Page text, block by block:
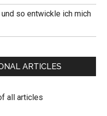
so entwickle ich mich
ARTICLES
all articles